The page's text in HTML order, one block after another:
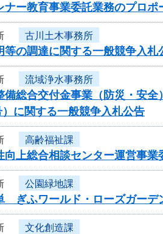
ナー教育事業委託業務のプロポ
古川土木事務所
等の調達に関する一般競争入札
流域浄水事務所
総合交付金事業（防災・安全
）に関する一般競争入札公告
高齢福祉課
上総合相談センター運営事業
公園緑地課
ぎふワールド・ローズガー
文化創造課